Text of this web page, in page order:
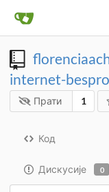
internet-
Прати 1
Код
Дискусије 0